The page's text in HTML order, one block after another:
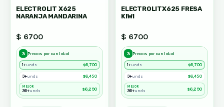
ELECTROLIT X625
NARANJA MANDARINA
$ 6700
% Precios por cantidad
1+unds $6,700
3+unds $6,450
MEJOR
36+unds $6,290
ELECTROLITX625 FRESA
KIWI
$ 6700
% Precios por cantidad
1+unds $6,700
3+unds $6,450
MEJOR
36+unds $6,290